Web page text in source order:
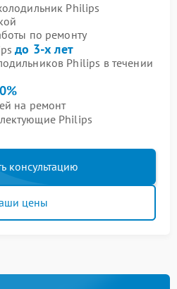
Philips
по ремонту
до 3-х лет
Philips в течении
на ремонт
Philips
консультацию
цены